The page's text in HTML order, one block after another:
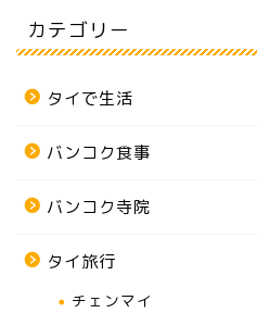
カテゴリー
タイで生活
バンコク食事
バンコク寺院
タイ旅行
チェンマイ